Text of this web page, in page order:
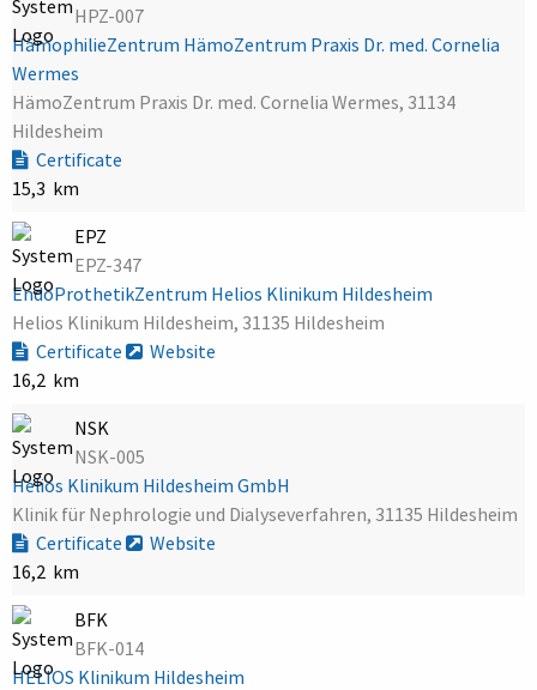
HPZ-007
HämophilieZentrum HämoZentrum Praxis Dr. med. Cornelia
Wermes
HämoZentrum Praxis Dr. med. Cornelia Wermes, 31134
Hildesheim
Certificate
15,3 km
EPZ
EPZ-347
EndoProthetikZentrum Helios Klinikum Hildesheim
Helios Klinikum Hildesheim, 31135 Hildesheim
Certificate
Website
16,2 km
NSK
NSK-005
Helios Klinikum Hildesheim GmbH
Klinik für Nephrologie und Dialyseverfahren, 31135 Hildesheim
Certificate
Website
16,2 km
BFK
BFK-014
HELIOS Klinikum Hildesheim